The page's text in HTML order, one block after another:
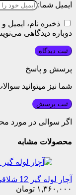
ایمیل شما:
ذخیره نام،
دوباره دیدگاهی
پرسش و پاسخ
شما نیز میتوانید
ثبت پرسش
اگر سوالی در مورد
محصولات مشابه
آچار لوله گیر 12 شلاقی
۱,۳۶۰,۰۰۰ تومان